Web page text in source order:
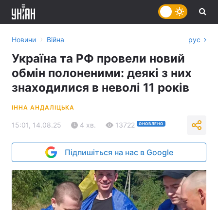
Новини › Війна рус
Україна та РФ провели новий
обмін полоненими: деякі з них
знаходилися в неволі 11 років
ІННА АНДАЛІЦЬКА
15:01, 14.08.25 4 хв. 13722 ОНОВЛЕНО
Підпишіться на нас в Google